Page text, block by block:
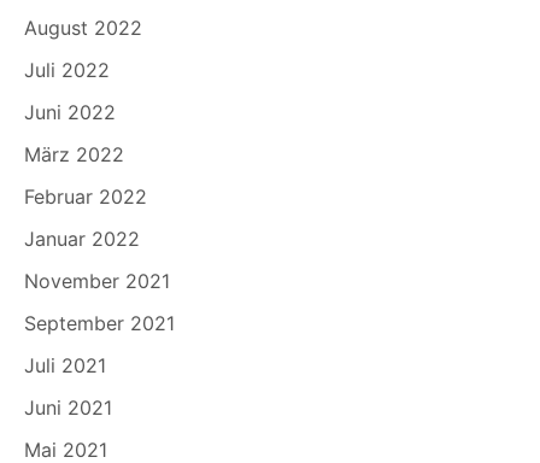
August 2022
Juli 2022
Juni 2022
März 2022
Februar 2022
Januar 2022
November 2021
September 2021
Juli 2021
Juni 2021
Mai 2021